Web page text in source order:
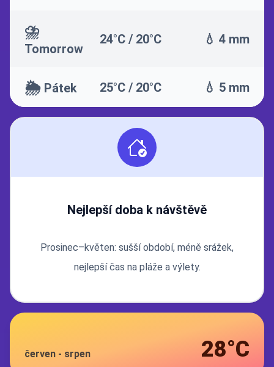
⛈️
Tomorrow
24°C / 20°C 💧 4 mm
🌦️ Pátek 25°C / 20°C 💧 5 mm
Nejlepší doba k návštěvě
Prosinec–květen: sušší období, méně srážek,
nejlepší čas na pláže a výlety.
červen - srpen 28°C